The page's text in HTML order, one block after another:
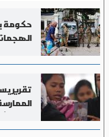
حكومة
تقرير
بنغلادش